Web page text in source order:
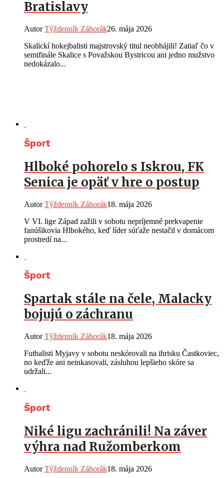
Bratislavy
AutorTýždenník Záhorák26. mája 2026
Skalickí hokejbalisti majstrovský titul neobhájili! Zatiaľ čo v
semifinále Skalice s Považskou Bystricou ani jedno mužstvo
nedokázalo...
Šport
Hlboké pohorelo s Iskrou, FK
Senica je opäť v hre o postup
AutorTýždenník Záhorák18. mája 2026
V VI. lige Západ zažili v sobotu nepríjemné prekvapenie
fanúšikovia Hlbokého, keď líder súťaže nestačil v domácom
prostredí na...
Šport
Spartak stále na čele, Malacky
bojujú o záchranu
AutorTýždenník Záhorák18. mája 2026
Futbalisti Myjavy v sobotu neskórovali na ihrisku Častkoviec,
no keďže ani neinkasovali, zásluhou lepšieho skóre sa
udržali...
Šport
Niké ligu zachránili! Na záver
výhra nad Ružomberkom
AutorTýždenník Záhorák18. mája 2026